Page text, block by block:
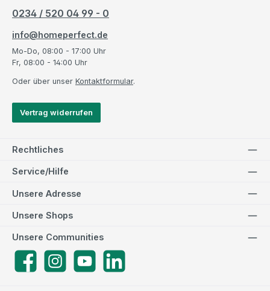
0234 / 520 04 99 - 0
info@homeperfect.de
Mo-Do, 08:00 - 17:00 Uhr
Fr, 08:00 - 14:00 Uhr
Oder über unser Kontaktformular.
Vertrag widerrufen
Rechtliches
Service/Hilfe
Unsere Adresse
Unsere Communities
FacebookInstagramYouTube
Unsere Shops